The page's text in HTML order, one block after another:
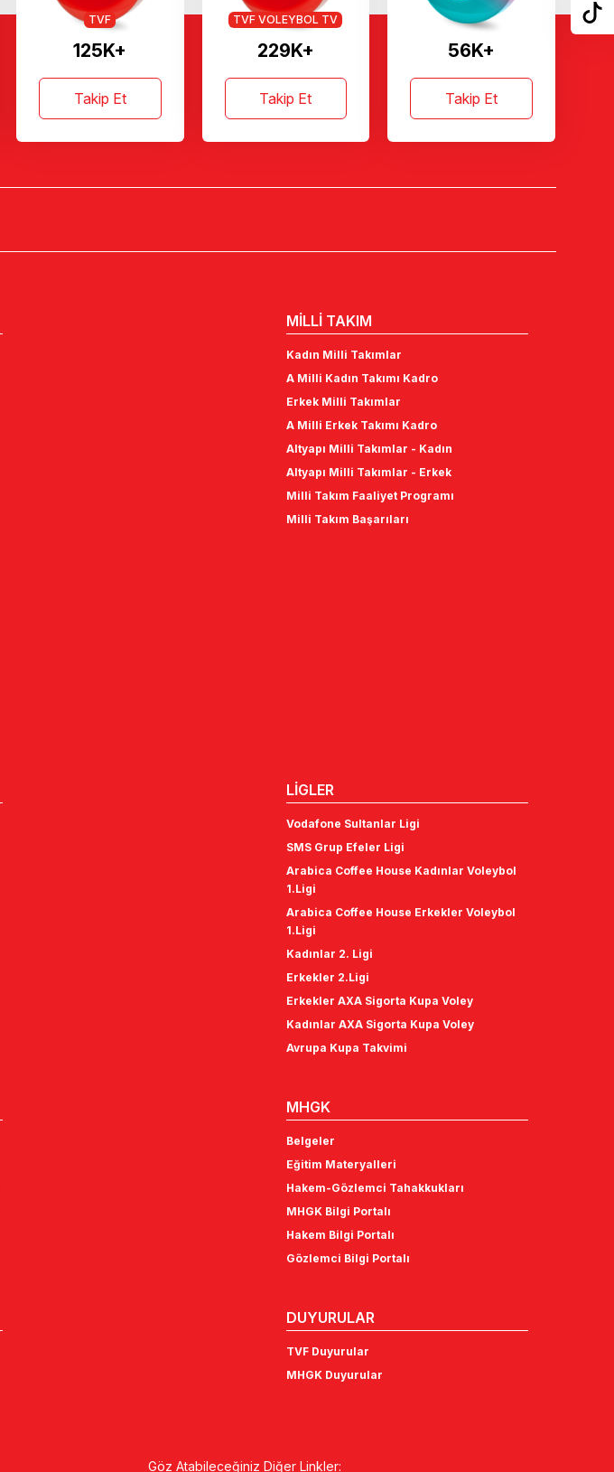
125K+
TVF
Takip Et
229K+
TVF VOLEYBOL TV
Takip Et
56K+
Takip Et
MİLLİ TAKIM
Kadın Milli Takımlar
A Milli Kadın Takımı Kadro
Erkek Milli Takımlar
A Milli Erkek Takımı Kadro
Altyapı Milli Takımlar - Kadın
Altyapı Milli Takımlar - Erkek
Milli Takım Faaliyet Programı
Milli Takım Başarıları
LİGLER
Vodafone Sultanlar Ligi
SMS Grup Efeler Ligi
Arabica Coffee House Kadınlar Voleybol
1.Ligi
Arabica Coffee House Erkekler Voleybol
1.Ligi
Kadınlar 2. Ligi
Erkekler 2.Ligi
Erkekler AXA Sigorta Kupa Voley
Kadınlar AXA Sigorta Kupa Voley
Avrupa Kupa Takvimi
MHGK
Belgeler
Eğitim Materyalleri
Hakem-Gözlemci Tahakkukları
MHGK Bilgi Portalı
Hakem Bilgi Portalı
Gözlemci Bilgi Portalı
DUYURULAR
TVF Duyurular
MHGK Duyurular
Göz Atabileceğiniz Diğer Linkler: